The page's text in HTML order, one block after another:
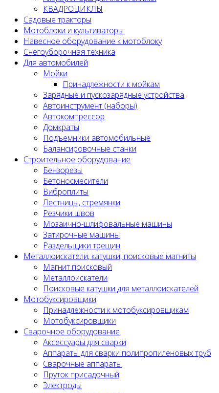
КВАДРОЦИКЛЫ
Садовые тракторы
Мотоблоки и культиваторы
Навесное оборудование к мотоблоку
Снегоуборочная техника
Для автомобилей
Мойки
Принадлежности к мойкам
Зарядные и пускозарядные устройства
Автоинструмент (наборы)
Автокомпрессор
Домкраты
Подъемники автомобильные
Балансировочные станки
Строительное оборудование
Бензорезы
Бетоносмесители
Виброплиты
Лестницы, стремянки
Резчики швов
Мозаично-шлифовальные машины
Затирочные машины
Раздельщики трещин
Металлоискатели, катушки, поисковые магниты
Магнит поисковый
Металлоискатели
Поисковые катушки для металлоискателей
Мотобуксировщики
Принадлежности к мотобуксировщикам
Мотобуксировщики
Сварочное оборудование
Аксессуары для сварки
Аппараты для сварки полипропиленовых труб
Сварочные аппараты
Пруток присадочный
Электроды